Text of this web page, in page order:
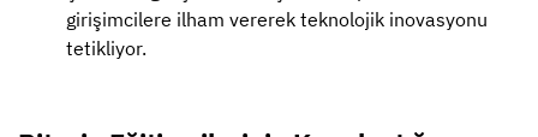
girişimcilere ilham vererek teknolojik inovasyonu
tetikliyor.